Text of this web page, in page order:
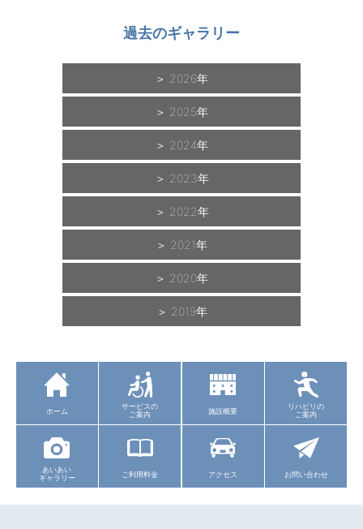
過去のギャラリー
2026
2025
2024
2023
2022
2021
2020
2019
ホーム
サービスの
ご案内
施設概要
リハビリの
ご案内
あいあい
ギャラリー
ご利用料金 アクセス お問い合わせ